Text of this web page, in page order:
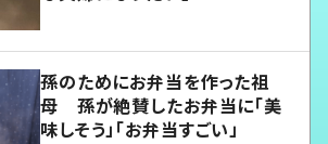
孫のためにお弁当を作った祖
母 孫が絶賛したお弁当に「美
味しそう」「お弁当すごい」